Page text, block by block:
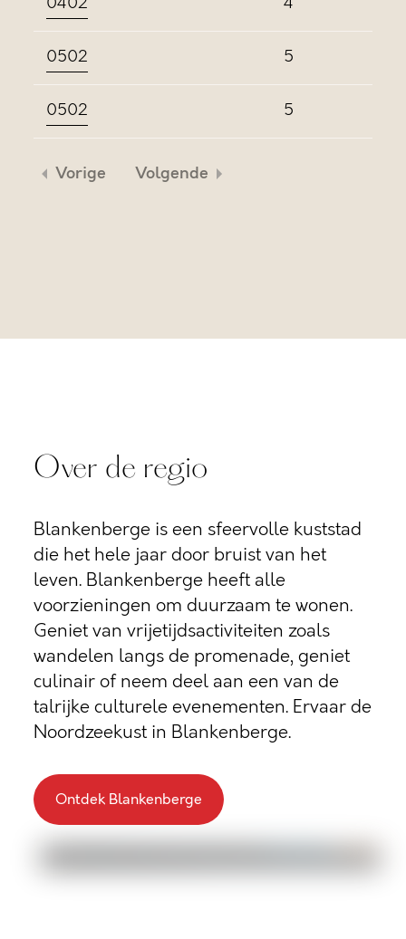
0502 5
0502 5
Vorige Volgende
Over de regio
Blankenberge is een sfeervolle kuststad
die het hele jaar door bruist van het
leven. Blankenberge heeft alle
voorzieningen om duurzaam te wonen.
Geniet van vrijetijdsactiviteiten zoals
wandelen langs de promenade, geniet
culinair of neem deel aan een van de
talrijke culturele evenementen. Ervaar de
Noordzeekust in Blankenberge.
Ontdek Blankenberge